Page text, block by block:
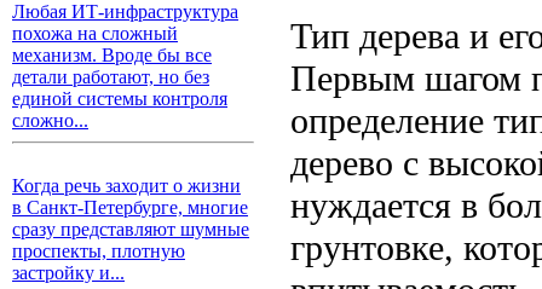
Любая ИТ-инфраструктура
похожа на сложный
механизм. Вроде бы все
детали работают, но без
единой системы контроля
сложно...
Когда речь заходит о жизни
в Санкт-Петербурге, многие
сразу представляют шумные
проспекты, плотную
застройку и...
Тип дерева и
Первым шагом
определение
дерево с
нуждается в
грунтовке,